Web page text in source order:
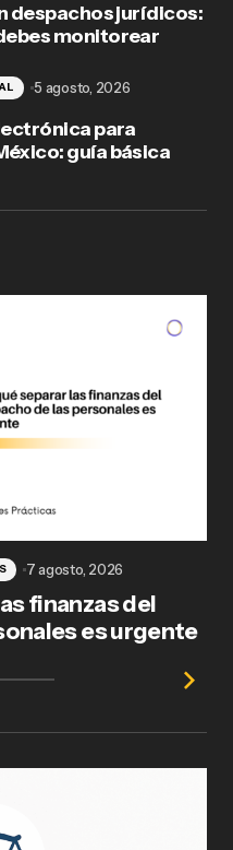
despachos jurídicos:
monitorear
para
guía básica
5 agosto, 2026
finanzas del
es urgente
7 agosto, 2026